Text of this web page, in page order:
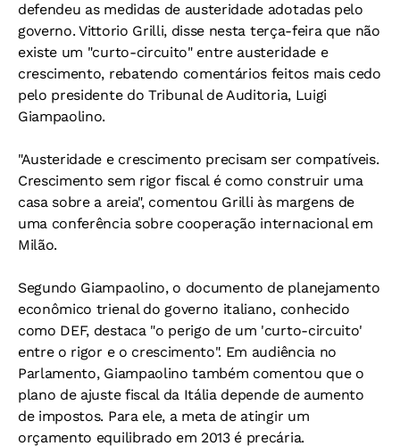
defendeu as medidas de austeridade adotadas pelo
governo. Vittorio Grilli, disse nesta terça-feira que não
existe um "curto-circuito" entre austeridade e
crescimento, rebatendo comentários feitos mais cedo
pelo presidente do Tribunal de Auditoria, Luigi
Giampaolino.
"Austeridade e crescimento precisam ser compatíveis.
Crescimento sem rigor fiscal é como construir uma
casa sobre a areia", comentou Grilli às margens de
uma conferência sobre cooperação internacional em
Milão.
Segundo Giampaolino, o documento de planejamento
econômico trienal do governo italiano, conhecido
como DEF, destaca "o perigo de um 'curto-circuito'
entre o rigor e o crescimento". Em audiência no
Parlamento, Giampaolino também comentou que o
plano de ajuste fiscal da Itália depende de aumento
de impostos. Para ele, a meta de atingir um
orçamento equilibrado em 2013 é precária.